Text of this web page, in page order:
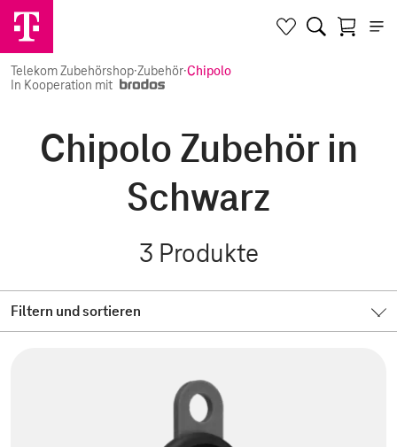
Telekom Zubehörshop·Zubehör·Chipolo
In Kooperation mit
Chipolo Zubehör in
Schwarz
3 Produkte
Filtern und sortieren